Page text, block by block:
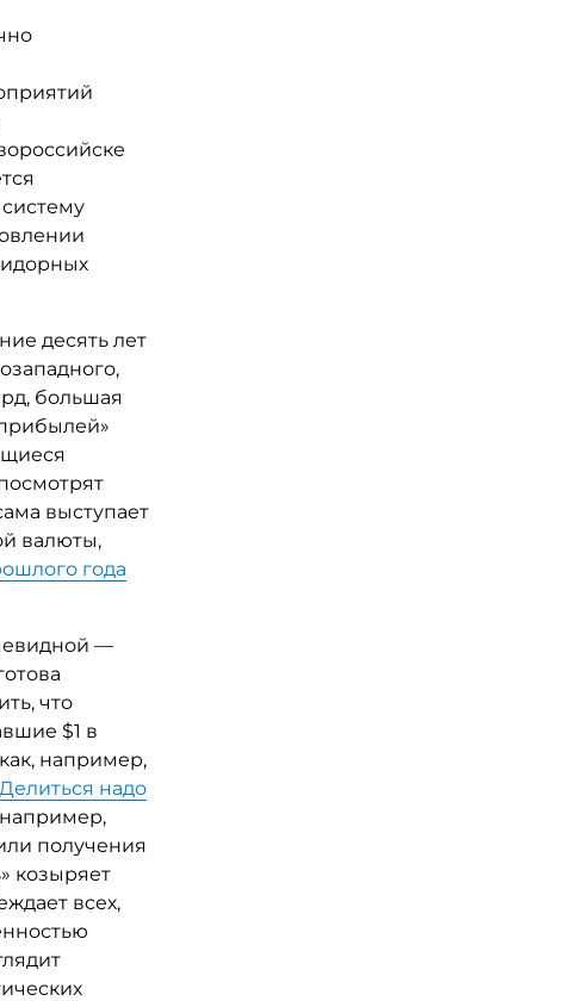
десять лет
большая
выступает
валюты,
года
—
что
$1 в
например,
Делиться надо
получения
козыряет
всех,